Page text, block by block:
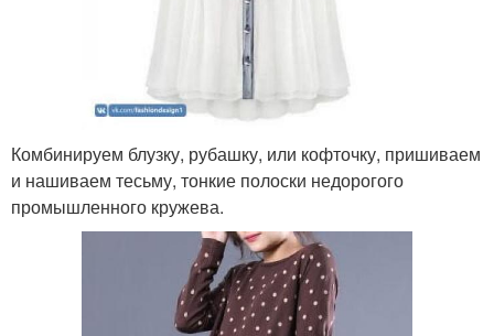
Комбинируем блузку, рубашку, или кофточку, пришиваем
и нашиваем тесьму, тонкие полоски недорогого
промышленного кружева.